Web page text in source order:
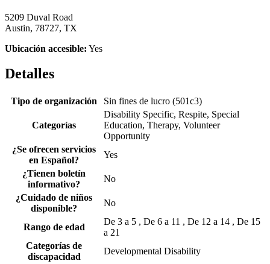
5209 Duval Road
Austin, 78727, TX
Ubicación accesible: Yes
Detalles
Tipo de organización Sin fines de lucro (501c3)
Categorías
Disability Specific, Respite, Special
Education, Therapy, Volunteer
Opportunity
¿Se ofrecen servicios
en Español?
Yes
¿Tienen boletín
informativo?
No
¿Cuidado de niños
disponible?
No
Rango de edad
De 3 a 5 , De 6 a 11 , De 12 a 14 , De 15
a 21
Categorías de
discapacidad
Developmental Disability